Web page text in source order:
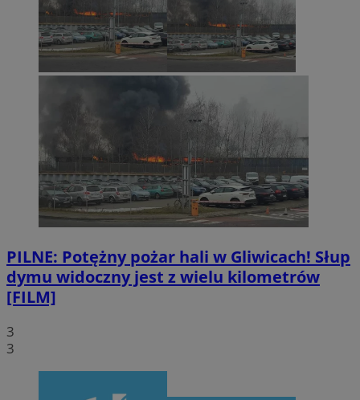
PILNE: Potężny pożar hali w Gliwicach! Słup
dymu widoczny jest z wielu kilometrów
[FILM]
3
3